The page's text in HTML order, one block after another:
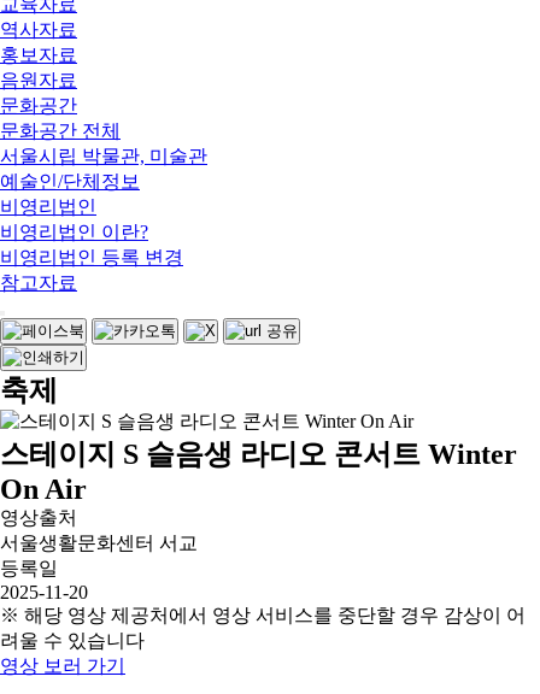
교육자료
역사자료
홍보자료
음원자료
문화공간
문화공간 전체
서울시립 박물관, 미술관
예술인/단체정보
비영리법인
비영리법인 이란?
비영리법인 등록 변경
참고자료
축제
스테이지 S 슬음생 라디오 콘서트 Winter
On Air
영상출처
서울생활문화센터 서교
등록일
2025-11-20
※ 해당 영상 제공처에서 영상 서비스를 중단할 경우 감상이 어
려울 수 있습니다
영상 보러 가기